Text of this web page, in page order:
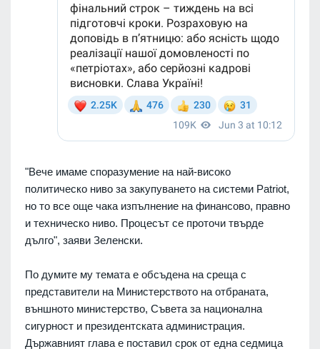
"Вече имаме споразумение на най-високо
политическо ниво за закупуването на системи Patriot,
но то все още чака изпълнение на финансово, правно
и техническо ниво. Процесът се проточи твърде
дълго", заяви Зеленски.
По думите му темата е обсъдена на среща с
представители на Министерството на отбраната,
външното министерство, Съвета за национална
сигурност и президентската администрация.
Държавният глава е поставил срок от една седмица